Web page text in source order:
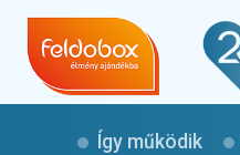
Így működik